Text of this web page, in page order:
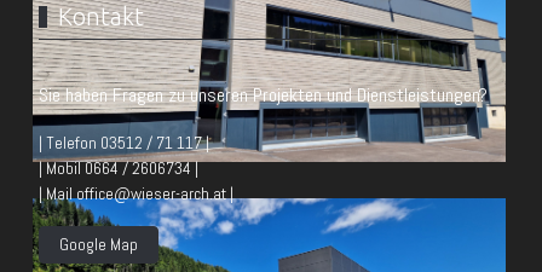
Kontakt
Sie haben Fragen zu unseren Projekten und Dienstleistungen?
| Telefon 03512 / 71 117 |
| Mobil 0664 / 2606734 |
| Mail office@wieser-arch.at |
Google Map